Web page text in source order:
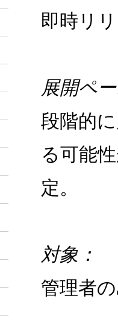
即時リ
展開ペ
段階的
る可能
定。
対象：
管理者